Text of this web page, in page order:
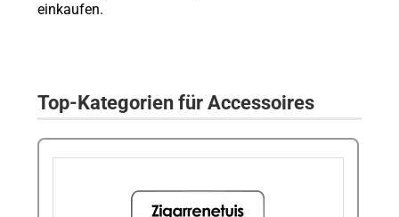
einkaufen.
Top-Kategorien für Accessoires